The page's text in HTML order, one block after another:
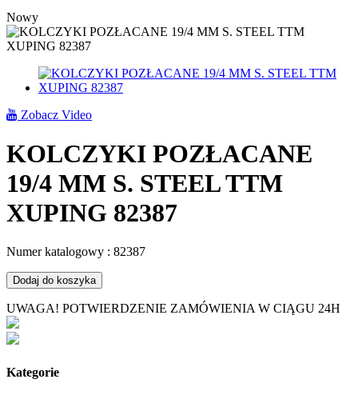
Nowy
Zobacz Video
KOLCZYKI POZŁACANE
19/4 MM S. STEEL TTM
XUPING 82387
Numer katalogowy : 82387
Dodaj do koszyka
UWAGA! POTWIERDZENIE ZAMÓWIENIA W CIĄGU 24H
Kategorie